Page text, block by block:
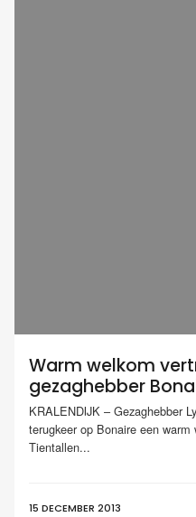
Warm welkom
gezaghebber
KRALENDIJK – Gezaghebber
terugkeer op Bonaire een
Tientallen...
15 DECEMBER 2013